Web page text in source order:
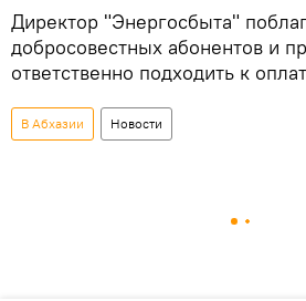
Директор "Энергосбыта"
добросовестных абонентов и
ответственно подходить к
В Абхазии Новости